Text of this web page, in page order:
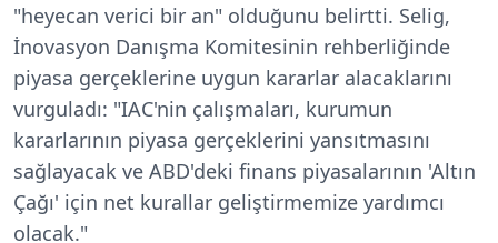
"heyecan verici bir an" olduğunu belirtti. Selig,
İnovasyon Danışma Komitesinin rehberliğinde
piyasa gerçeklerine uygun kararlar alacaklarını
vurguladı: "IAC'nin çalışmaları, kurumun
kararlarının piyasa gerçeklerini yansıtmasını
sağlayacak ve ABD'deki finans piyasalarının 'Altın
Çağı' için net kurallar geliştirmemize yardımcı
olacak."